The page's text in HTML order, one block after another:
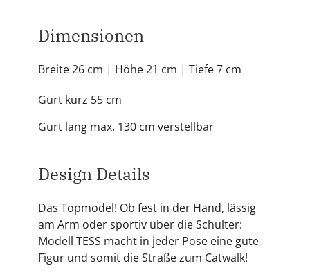
Dimensionen
Breite 26 cm | Höhe 21 cm | Tiefe 7 cm
Gurt kurz 55 cm
Gurt lang max. 130 cm verstellbar
Design Details
Das Topmodel! Ob fest in der Hand, lässig
am Arm oder sportiv über die Schulter:
Modell TESS macht in jeder Pose eine gute
Figur und somit die Straße zum Catwalk!